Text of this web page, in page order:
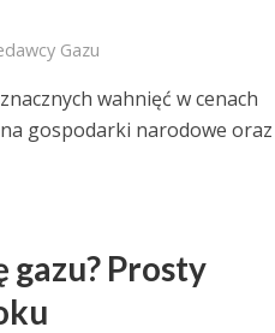
Gazu
wahnięć w cenach
gospodarki narodowe oraz
gazu? Prosty